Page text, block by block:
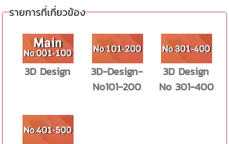
รายการที่เกี่ยวข้อง
3D Design
3D-Design-
No101-200
3D Design
No 301-400